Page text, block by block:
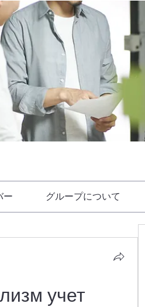
ー グループについて
учет